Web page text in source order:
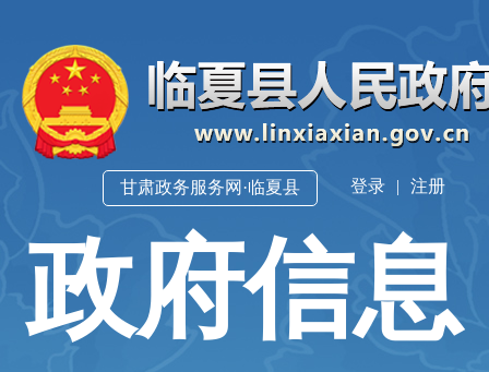
登录 | 注册
甘肃政务服务网·临夏县
政府信息